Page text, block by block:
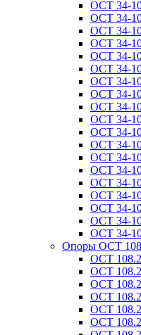
ОСТ 34-
ОСТ 34-
ОСТ 34-
ОСТ 34-
ОСТ 34-
ОСТ 34-
ОСТ 34-
ОСТ 34-
ОСТ 34-
ОСТ 34-
ОСТ 34-
ОСТ 34-
ОСТ 34-
ОСТ 34-
ОСТ 34-
ОСТ 34-
ОСТ 34-
ОСТ 34-
ОСТ 34-
Опоры ОСТ
ОСТ
ОСТ
ОСТ
ОСТ
ОСТ
ОСТ